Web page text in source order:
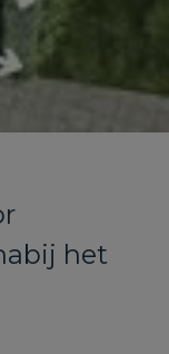
het